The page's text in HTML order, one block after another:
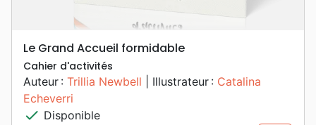
Le Grand Accueil formidable
Cahier d'activités
Auteur : Trillia Newbell | Illustrateur : Catalina
Echeverri
check Disponible